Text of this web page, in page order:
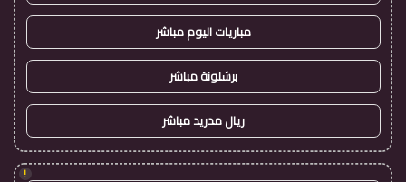
مباريات اليوم مباشر
برشلونة مباشر
ريال مدريد مباشر
!